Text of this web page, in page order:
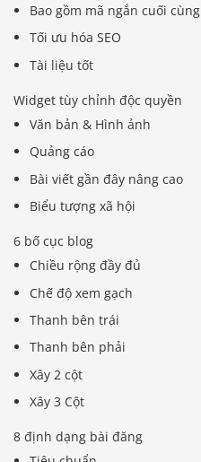
Bao gồm mã ngắn cuối cùng
Tối ưu hóa SEO
Tài liệu tốt
Widget tùy chỉnh độc quyền
Văn bản & Hình ảnh
Quảng cáo
Bài viết gần đây nâng cao
Biểu tượng xã hội
6 bố cục blog
Chiều rộng đầy đủ
Chế độ xem gạch
Thanh bên trái
Thanh bên phải
Xây 2 cột
Xây 3 Cột
8 định dạng bài đăng